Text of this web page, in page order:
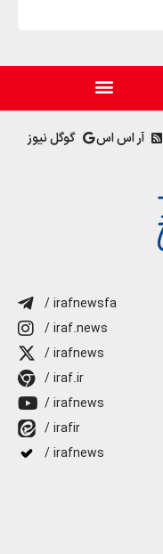
آر اس اس گوگل نیوز
/ irafnewsfa
/ iraf.news
/ irafnews
/ iraf.ir
/ irafnews
/ irafir
/ irafnews